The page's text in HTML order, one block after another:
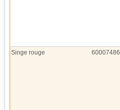
Singe rouge 60007486